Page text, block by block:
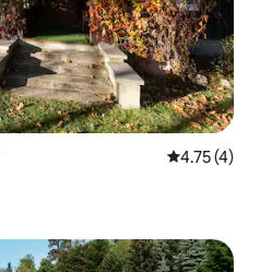
5 पैकी 4.75
4.75 (4)